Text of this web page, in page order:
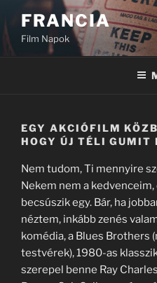
Tartalomhoz
FRANCIA
Film Napok
EGY AKCIÓFILM
HOGY ÚJ TÉLI GUMIT
Nem tudom, Ti mennyire
Nekem nem a
becsúszik egy. Bár, ha
néztem, inkább zenés
komédia, a Blues Brothers
testvérek), 1980-as
szerepel benne Ray